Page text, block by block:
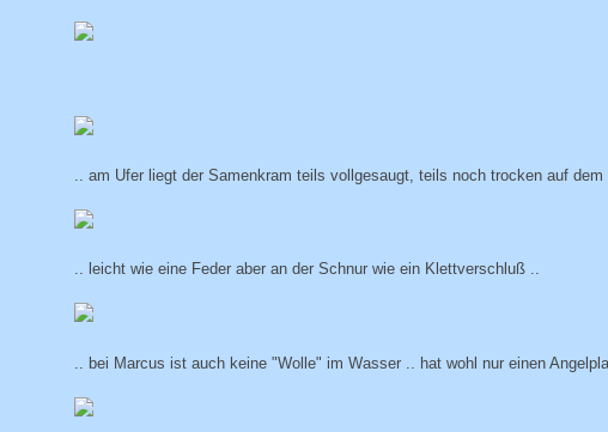
.. am Ufer liegt der Samenkram teils vollgesaugt, teils noch trocken auf
.. leicht wie eine Feder aber an der Schnur wie ein Klettverschluß ..
.. bei Marcus ist auch keine "Wolle" im Wasser .. hat wohl nur einen